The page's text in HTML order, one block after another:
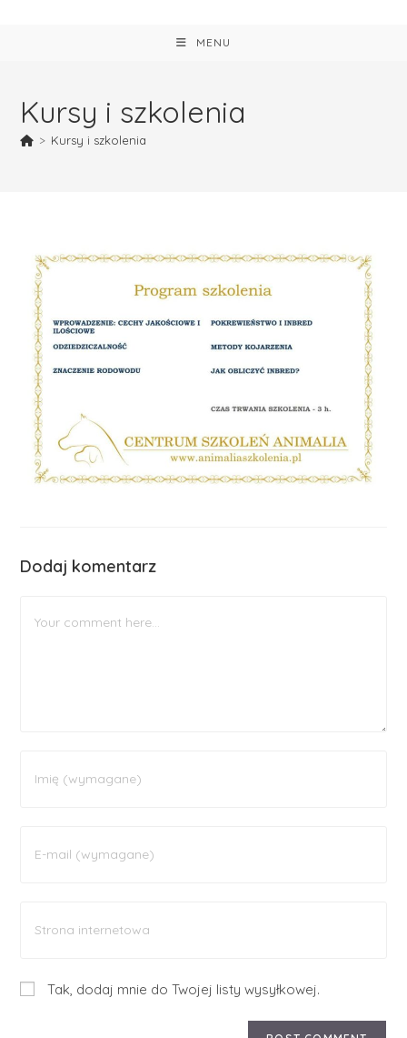
MENU
Kursy i szkolenia
> Kursy i szkolenia
Dodaj komentarz
Tak, dodaj mnie do Twojej listy wysyłkowej.